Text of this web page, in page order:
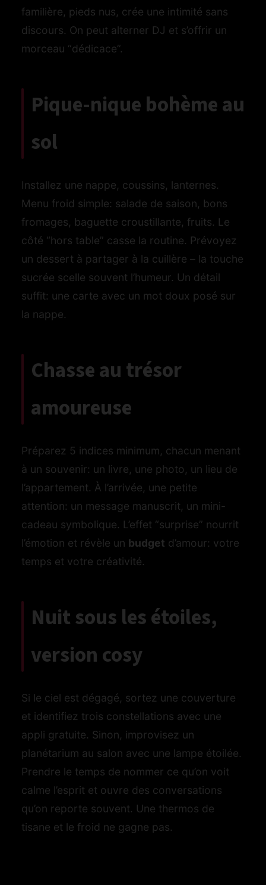
familière, pieds nus, crée une intimité sans
discours. On peut alterner DJ et s’offrir un
morceau “dédicace”.
Pique-nique bohème au
sol
Installez une nappe, coussins, lanternes.
Menu froid simple: salade de saison, bons
fromages, baguette croustillante, fruits. Le
côté “hors table” casse la routine. Prévoyez
un dessert à partager à la cuillère – la touche
sucrée scelle souvent l’humeur. Un détail
suffit: une carte avec un mot doux posé sur
la nappe.
Chasse au trésor
amoureuse
Préparez 5 indices minimum, chacun menant
à un souvenir: un livre, une photo, un lieu de
l’appartement. À l’arrivée, une petite
attention: un message manuscrit, un mini-
cadeau symbolique. L’effet “surprise” nourrit
l’émotion et révèle un budget d’amour: votre
temps et votre créativité.
Nuit sous les étoiles,
version cosy
Si le ciel est dégagé, sortez une couverture
et identifiez trois constellations avec une
appli gratuite. Sinon, improvisez un
planétarium au salon avec une lampe étoilée.
Prendre le temps de nommer ce qu’on voit
calme l’esprit et ouvre des conversations
qu’on reporte souvent. Une thermos de
tisane et le froid ne gagne pas.